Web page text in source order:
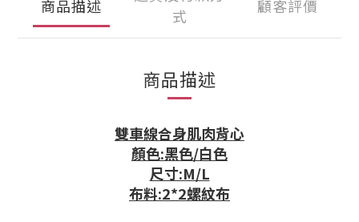
商品描述
式
顧客評價
商品描述
雙車線合身肌肉背心
顏色:黑色/白色
尺寸:M/L
布料:2*2螺紋布